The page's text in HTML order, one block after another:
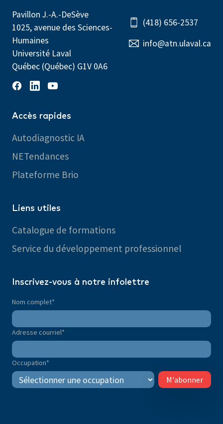
Pavillon J.-A.-DeSève
1025, avenue des Sciences-
Humaines
Université Laval
Québec (Québec) G1V 0A6
(418) 656-2537
info@atn.ulaval.ca
Accès rapides
Autodiagnostic IA
NETendances
Plateforme Brio
Inscrivez-vous à notre infolettre
Nom complet*
Adresse courriel*
Occupation*
M'abonner
Liens utiles
Catalogue de formations
Service du développement professionnel